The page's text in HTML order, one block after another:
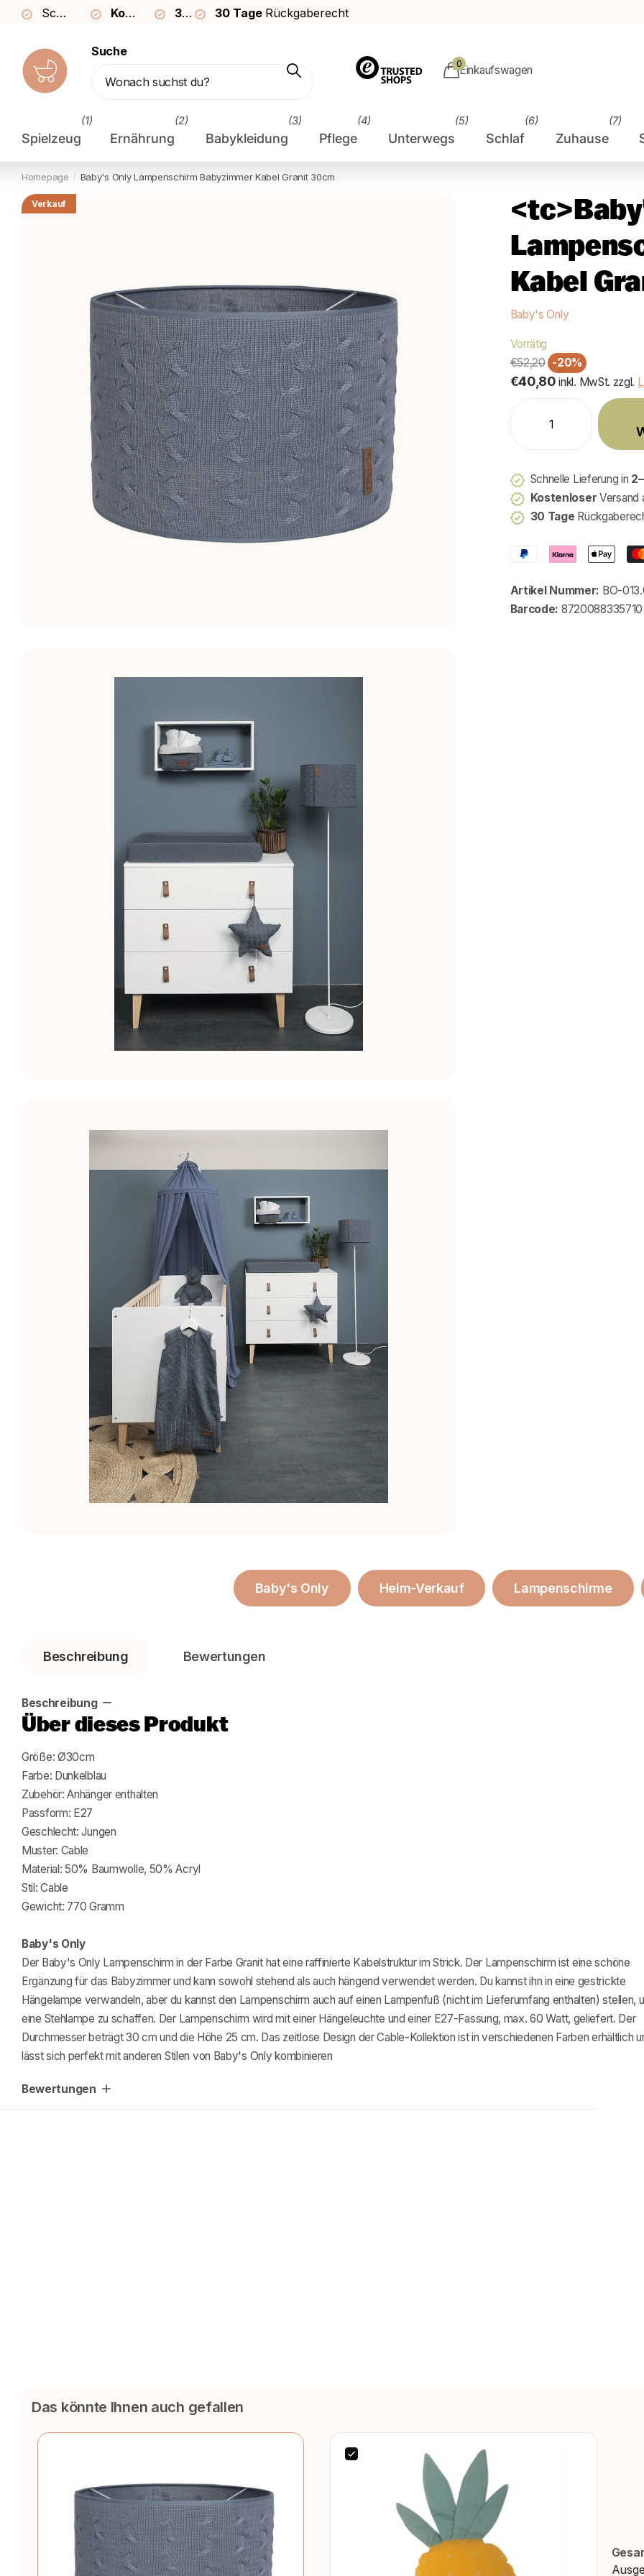
Schnelle Lieferung in 2–3 Tagen
Kostenloser Versand ab €49
30 Tage Rückgaberecht
30 Tage Rückgaberecht
Suche
Einkaufswagen
0
Spielzeug
(1)
Ernährung
(2)
Babykleidung
(3)
Pflege
(4)
Unterwegs
(5)
Schlaf
(6)
Zuhause
(7)
Homepage Baby's OnlyLampenschirm Babyzimmer Kabel Granit 30cm
Verkauf
Kabel
Baby's Only
Vorrätig
€52,20 -20%
€40,80 inkl. MwSt. zzgl.
Schnelle Lieferung in
Kostenloser Versand
30 Tage
Artikel Nummer: BO-
Barcode: 8720088335710
Baby's Only Heim-Verkauf Lampenschirme
Beschreibung Bewertungen
Beschreibung
Über dieses Produkt
Größe: Ø30cm
Farbe: Dunkelblau
Zubehör: Anhänger enthalten
Passform: E27
Geschlecht: Jungen
Muster: Cable
Material: 50% Baumwolle, 50% Acryl
Stil: Cable
Gewicht: 770 Gramm
Baby's Only
Der Baby's Only Lampenschirm in der Farbe Granit hat eine raffinierte Kabelstruktur im Strick. Der Lampenschirm ist eine schöne
Ergänzung für das Babyzimmer und kann sowohl stehend als auch hängend verwendet werden. Du kannst ihn in eine gestrickte
Hängelampe verwandeln, aber du kannst den Lampenschirm auch auf einen Lampenfuß (nicht im Lieferumfang enthalten) stellen,
eine Stehlampe zu schaffen. Der Lampenschirm wird mit einer Hängeleuchte und einer E27-Fassung, max. 60 Watt, geliefert. Der
Durchmesser beträgt 30 cm und die Höhe 25 cm. Das zeitlose Design der Cable-Kollektion ist in verschiedenen Farben erhältlich
lässt sich perfekt mit anderen Stilen von Baby's Only kombinieren
Bewertungen
Das könnte Ihnen auch gefallen